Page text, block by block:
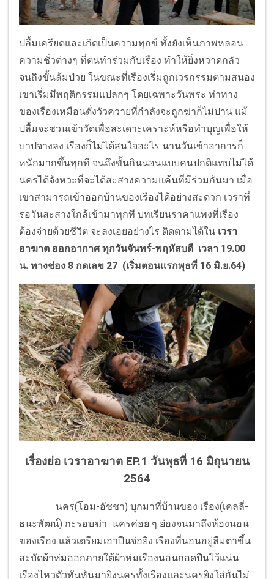
ปลื้มเครียดและเกิดเป็นความทุกข์ ทั้งยังเห็นภาพหลอน
ความชั่วต่างๆ ที่ตนทำร่วมกับเรือง ทำให้ยิ่งหวาดกลัว
จนถึงขั้นล้มป่วย ในขณะที่เรืองเริ่มถูกเวรกรรมตามสนอง
เขาเริ่มมีพฤติกรรมแปลกๆ โดยเฉพาะวันพระ ท่าทาง
ของเรืองเหมือนดั่งวัวควายที่กำลังจะถูกฆ่าก็ไม่ปาน แม้
ปลื้มจะชวนเข้าวัดเพื่อสะเดาะเคราะห์หรือทำบุญเพื่อให้
บาปจางลง เรืองก็ไม่ได้สนใจอะไร นานวันเข้าอาการก็
หนักมากขึ้นทุกที จนถึงขั้นกินนอนแบบคนปกติแทบไม่ได้
นครได้จังหวะที่จะได้สะสางความแค้นที่มีร่วมกันมา เมื่อ
เขาสามารถเข้าออกบ้านของเรืองได้อย่างสะดวก เวราที่
รอวันสะสางใกล้เข้ามาทุกที บทเรียนราคาแพงที่เรือง
ต้องจ่ายด้วยชีวิต จะลงเอยอย่างไร ติดตามได้ใน เวรา
อาฆาต ออกอากาศ ทุกวันจันทร์-พฤหัสบดี เวลา 19.00
น. ทางช่อง 8 กดเลข 27 (เริ่มตอนแรกพุธที่ 16 มิ.ย.64)
เรื่องย่อ เวราอาฆาต EP.1 วันพุธที่ 16 มิถุนายน
2564
นคร(โอม-อัชชา) บุกมาที่บ้านของ เรือง(เคลลี่-
ธนะพัฒน์) กะรอบฆ่า นครค่อย ๆ ย่องจนมาถึงห้องนอน
ของเรือง แล้วเตรียมเอาปืนจ่อยิง เรืองที่นอนอยู่ลืมตาขึ้น
สะบัดผ้าห่มออกภายใต้ผ้าห่มเรืองนอนกอดปืนไว้แน่น
เรืองไหวตัวทันหันมายิงนครทั้งเรืองและนครยิงใส่กันไม่